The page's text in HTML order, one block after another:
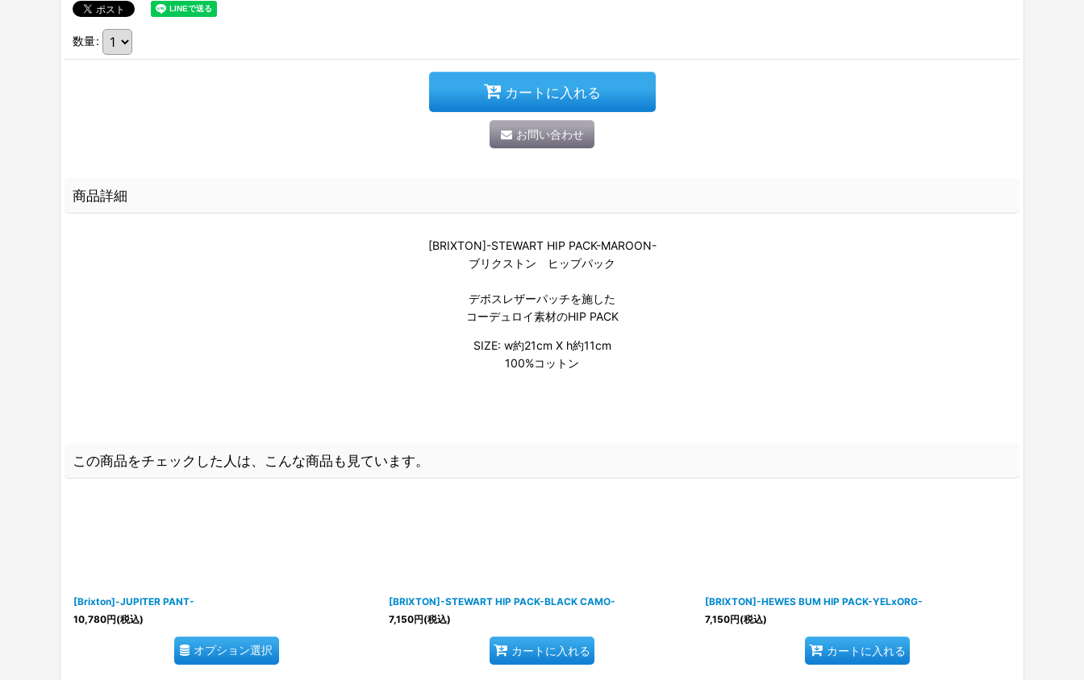
数量:
カートに入れる
お問い合わせ
商品詳細
[BRIXTON]-STEWART HIP PACK-MAROON-
ブリクストン ヒップパック
デボスレザーパッチを施した
コーデュロイ素材のHIP PACK
SIZE: w約21cm X h約11cm
100%コットン
この商品をチェックした人は、こんな商品も見ています。
[Brixton]-JUPITER PANT-
10,780円(税込)
オプション選択
[BRIXTON]-STEWART HIP PACK-BLACK CAMO-
7,150円(税込)
カートに入れる
[BRIXTON]-HEWES BUM HIP PACK-YELxORG-
7,150円(税込)
カートに入れる